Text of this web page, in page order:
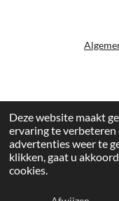
Deze website maakt
ervaring te verbeteren
advertenties weer te
klikken, gaat u
cookies.